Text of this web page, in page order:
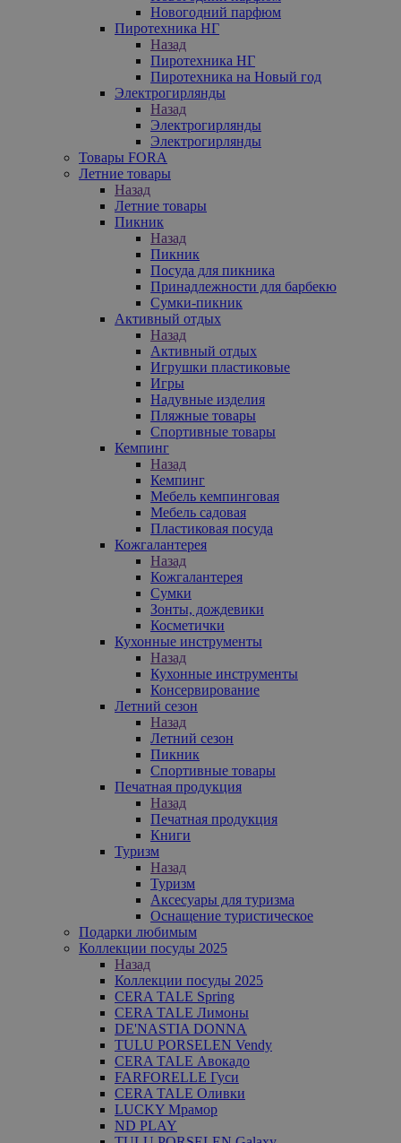
Новогодний парфюм
Пиротехника НГ
Назад
Пиротехника НГ
Пиротехника на Новый год
Электрогирлянды
Назад
Электрогирлянды
Электрогирлянды
Товары FORA
Летние товары
Назад
Летние товары
Пикник
Назад
Пикник
Посуда для пикника
Принадлежности для барбекю
Сумки-пикник
Активный отдых
Назад
Активный отдых
Игрушки пластиковые
Игры
Надувные изделия
Пляжные товары
Спортивные товары
Кемпинг
Назад
Кемпинг
Мебель кемпинговая
Мебель садовая
Пластиковая посуда
Кожгалантерея
Назад
Кожгалантерея
Сумки
Зонты, дождевики
Косметички
Кухонные инструменты
Назад
Кухонные инструменты
Консервирование
Летний сезон
Назад
Летний сезон
Пикник
Спортивные товары
Печатная продукция
Назад
Печатная продукция
Книги
Туризм
Назад
Туризм
Аксесуары для туризма
Оснащение туристическое
Подарки любимым
Коллекции посуды 2025
Назад
Коллекции посуды 2025
CERA TALE Spring
CERA TALE Лимоны
DE'NASTIA DONNA
TULU PORSELEN Vendy
CERA TALE Авокадо
FARFORELLE Гуси
CERA TALE Оливки
LUCKY Мрамор
ND PLAY